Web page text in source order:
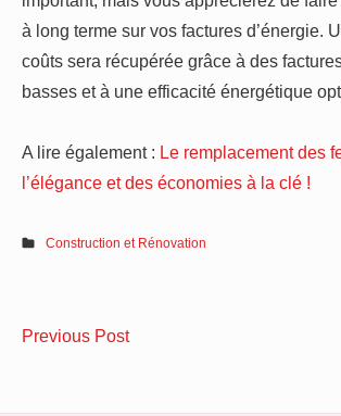
à long terme sur vos factures d’énergie.
coûts sera récupérée grâce à des
basses et à une efficacité énergétique
A lire également : Le remplacement des
l’élégance et des économies à la clé !
Construction et Rénovation
Navigation
Previous PostPiscine